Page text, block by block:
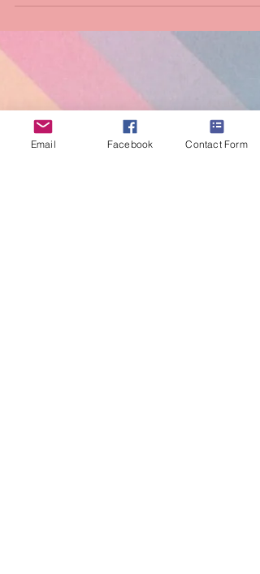
”A”先生從事理財顧問大約兩年， 他找我的
因是期盼能夠生意上有突破， 他說他好勤奮
及好學， 而且明確認為保險理財是有意義的
事業， 幫到人又幫到自己。 從傾談的過程
中， 了解到“A”先生真的好勤奮， 活動量亦
很高的，經常...
Email Facebook Contact Form